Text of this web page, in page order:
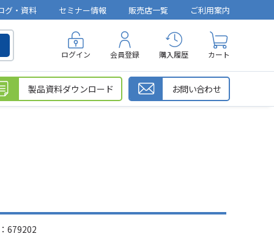
グ・資料 セミナー情報 販売店一覧 ご利用案内
ログイン 会員登録 購入履歴 カート
製品資料ダウンロード お問い合わせ
679202